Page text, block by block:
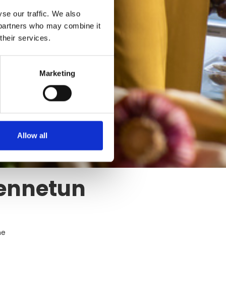
our traffic. We also
who may combine it
services.
Marketing
Allow all